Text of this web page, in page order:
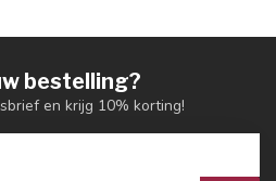
bestelling?
en krijg 10% korting!